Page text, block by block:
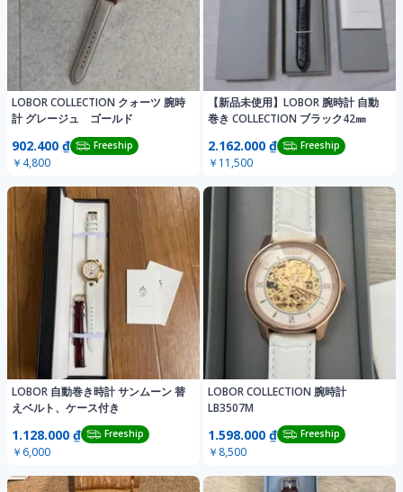
LOBOR COLLECTION クォーツ 腕時
計 グレージュ ゴールド
902.400 ₫ Freeship
￥4,800
【新品未使用】LOBOR 腕時計 自動
巻き COLLECTION ブラック42㎜
2.162.000 ₫ Freeship
￥11,500
LOBOR 自動巻き時計 サンムーン 替
えベルト、ケース付き
1.128.000 ₫ Freeship
￥6,000
LOBOR COLLECTION 腕時計
LB3507M
1.598.000 ₫ Freeship
￥8,500